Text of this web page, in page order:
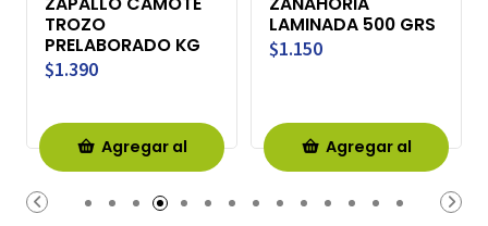
TROZO
PRELABORADO KG
$1.390
Agregar al
Carro
LAMINADA 500 GRS
$1.150
Agregar al
Carro